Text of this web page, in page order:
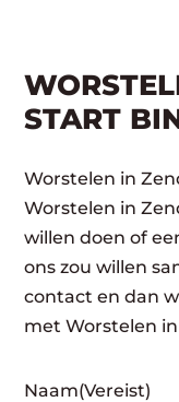
START
Worstelen in
Worstelen in
willen doen of
ons zou willen
contact en dan
met Worstelen
Naam(Vereist)